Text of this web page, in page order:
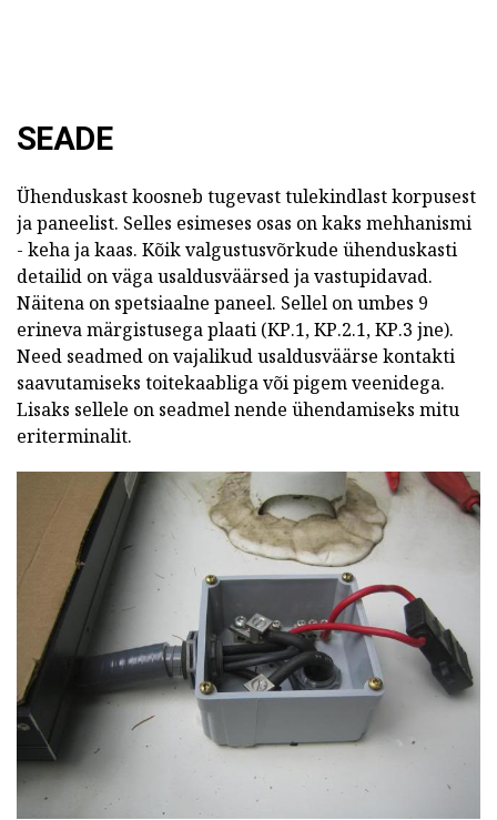
SEADE
Ühenduskast koosneb tugevast tulekindlast korpusest
ja paneelist. Selles esimeses osas on kaks mehhanismi
- keha ja kaas. Kõik valgustusvõrkude ühenduskasti
detailid on väga usaldusväärsed ja vastupidavad.
Näitena on spetsiaalne paneel. Sellel on umbes 9
erineva märgistusega plaati (КР.1, КР.2.1, КР.3 jne).
Need seadmed on vajalikud usaldusväärse kontakti
saavutamiseks toitekaabliga või pigem veenidega.
Lisaks sellele on seadmel nende ühendamiseks mitu
eriterminalit.